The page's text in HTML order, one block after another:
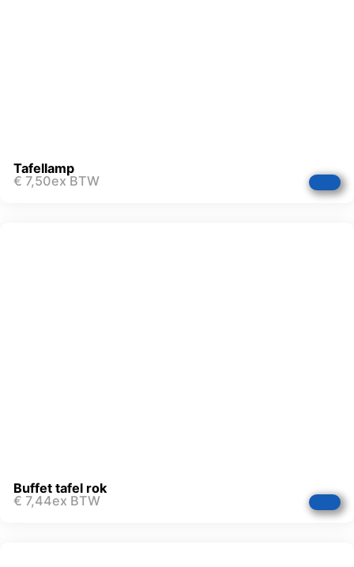
Tafellamp
€ 7,50ex BTW
Buffet tafel rok
€ 7,44ex BTW